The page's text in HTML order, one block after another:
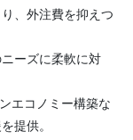
、外注費を抑えつ
ーズに柔軟に対
エコノミー構築な
提供。